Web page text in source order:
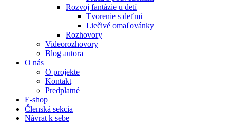
Rozvoj fantázie u detí
Tvorenie s deťmi
Liečivé omaľovánky
Rozhovory
Videorozhovory
Blog autora
O nás
O projekte
Kontakt
Predplatné
E-shop
Členská sekcia
Návrat k sebe